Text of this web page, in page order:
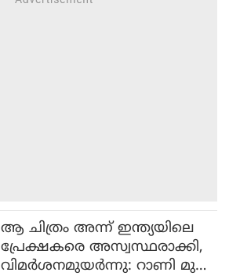
ആ ചിത്രം അന്ന് ഇന്ത്യയിലെ
പ്രേക്ഷകരെ അസ്വസ്ഥരാക്കി,
വിമർശനമുയർന്നു: റാണി മുഖ